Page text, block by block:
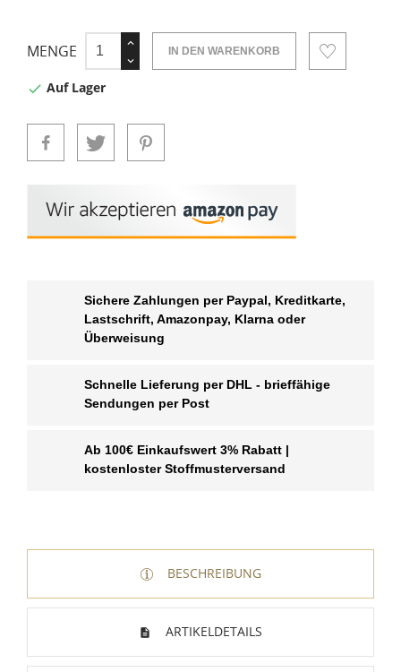
MENGE IN DEN WARENKORB
 Auf Lager
Sichere Zahlungen per Paypal, Kreditkarte,
Lastschrift, Amazonpay, Klarna oder
Überweisung
Schnelle Lieferung per DHL - brieffähige
Sendungen per Post
Ab 100€ Einkaufswert 3% Rabatt |
kostenloster Stoffmusterversand
BESCHREIBUNG
ARTIKELDETAILS